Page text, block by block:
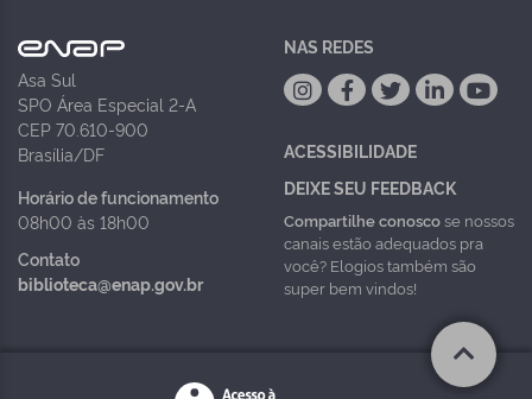
Asa Sul
SPO Área Especial 2-A
CEP 70.610-900
Brasília/DF
Horário de funcionamento
08h00 às 18h00
Contato
biblioteca@enap.gov.br
NAS REDES
ACESSIBILIDADE
DEIXE SEU FEEDBACK
Compartilhe conoscose nossos
canais estão adequados pra
você? Elogios também são
super bem vindos!